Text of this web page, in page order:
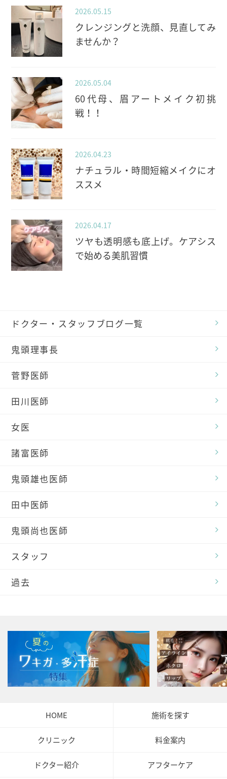
2026.05.15
クレンジングと洗顔、見直してみ
ませんか？
2026.05.04
60代母、眉アートメイク初挑
戦！！
2026.04.23
ナチュラル・時間短縮メイクにオ
ススメ
2026.04.17
ツヤも透明感も底上げ。ケアシス
で始める美肌習慣
ドクター・スタッフブログ一覧
鬼頭理事長
菅野医師
田川医師
女医
諸富医師
鬼頭雄也医師
田中医師
鬼頭尚也医師
スタッフ
過去
HOME 施術を探す
クリニック 料金案内
ドクター紹介 アフターケア